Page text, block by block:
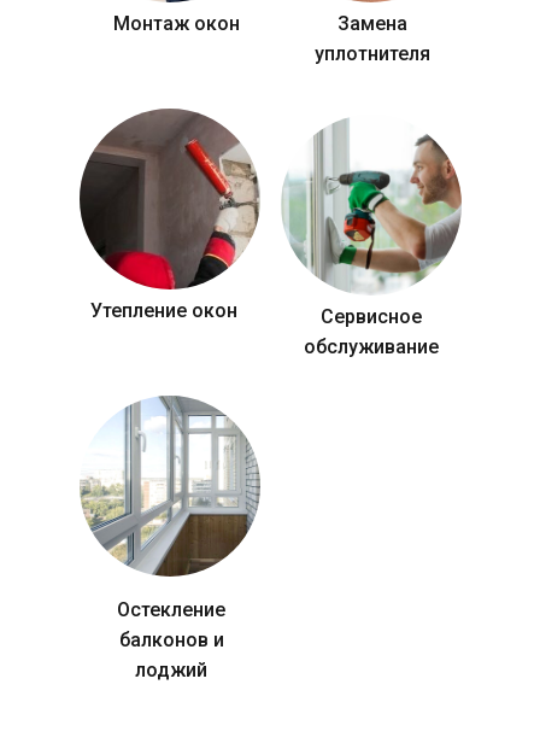
Монтаж окон
Замена
уплотнителя
Утепление окон
Сервисное
обслуживание
Остекление
балконов и
лоджий